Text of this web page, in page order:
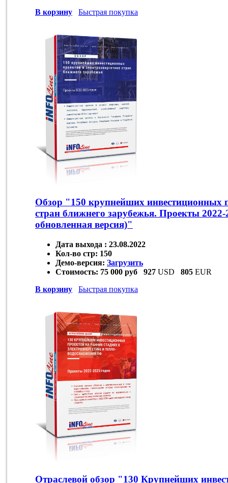
В корзину
Быстрая покупка
Обзор "150 крупнейших инвестиционных
стран ближнего зарубежья. Проекты 2022-
обновленная версия)"
Дата выхода : 23.08.2022
Кол-во стр: 150
Демо-версия: Загрузить
Стоимость: 75 000 руб 927 USD 805 EUR
В корзину
Быстрая покупка
Отраслевой обзор "130 Крупнейших